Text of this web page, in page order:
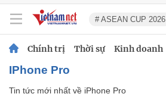
# ASEAN CUP 2026
Chính trị Thời sự Kinh doanh
iPhone Pro
Tin tức mới nhất về iPhone Pro